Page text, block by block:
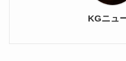
KGニュ